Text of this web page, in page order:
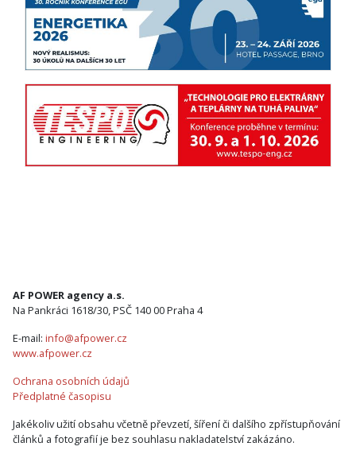
AF POWER agency a.s.
Na Pankráci 1618/30, PSČ 140 00 Praha 4
E-mail: info@afpower.cz
www.afpower.cz
Ochrana osobních údajů
Předplatné časopisu
Jakékoliv užití obsahu včetně převzetí, šíření či dalšího zpřístupňování
článků a fotografií je bez souhlasu nakladatelství zakázáno.